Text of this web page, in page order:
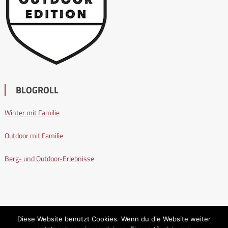
BLOGROLL
Winter mit Familie
Outdoor mit Familie
Berg- und Outdoor-Erlebnisse
Diese Website benutzt Cookies. Wenn du die Website weiter